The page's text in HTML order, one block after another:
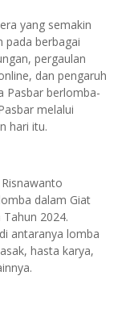
yang semakin
pada berbagai
pergaulan
dan pengaruh
Pasbar berlomba-
melalui
hari itu.
dalam Giat
2024.
antaranya lomba
hasta karya,